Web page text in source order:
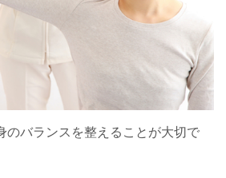
のバランスを整えることが大切で